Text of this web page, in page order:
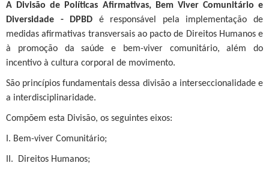
A Divisão de Políticas Afirmativas, Bem Viver Comunitário e
Diversidade - DPBD
é responsável pela implementação de
medidas afirmativas transversais ao pacto de Direitos Humanos e
à promoção da saúde e bem-viver comunitário, além do
incentivo à cultura corporal de movimento.
São princípios fundamentais dessa divisão a interseccionalidade e
a interdisciplinaridade.
Compõem esta Divisão, os seguintes eixos:
I. Bem-viver Comunitário;
II. Direitos Humanos;